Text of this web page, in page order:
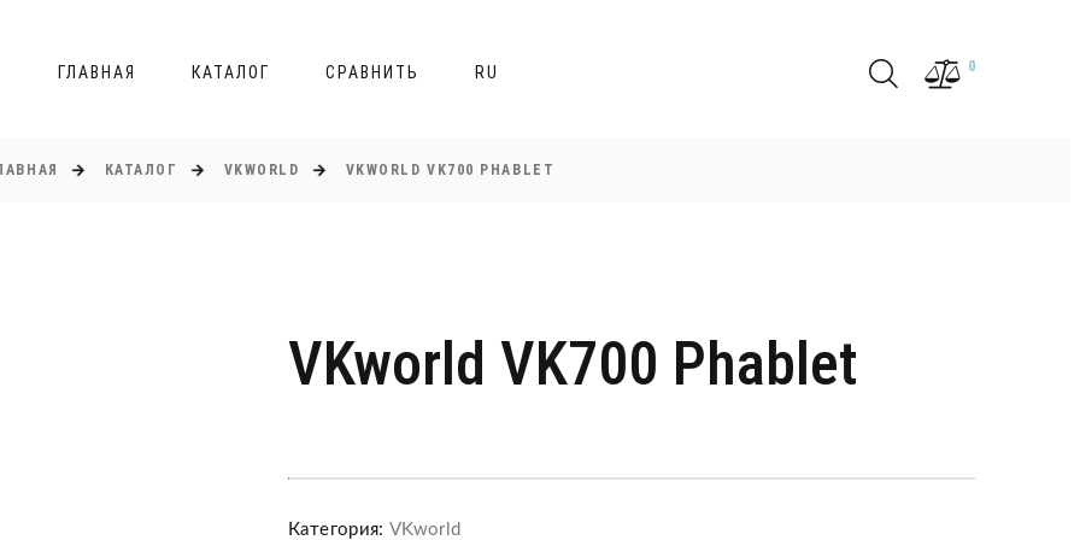
ГЛАВНАЯ КАТАЛОГ СРАВНИТЬ RU 0
КАТАЛОГ VKWORLD VKWORLD VK700 PHABLET
VKworld VK700 Phablet
Категория: VKworld